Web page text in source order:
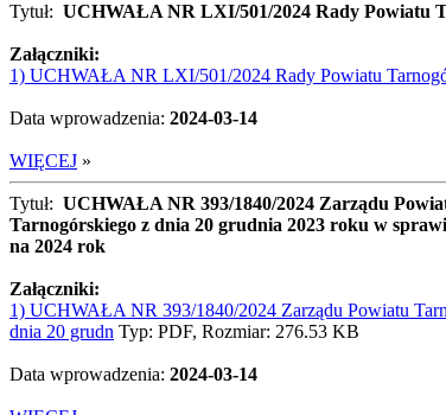
Tytuł: UCHWAŁA NR LXI/501/2024 Rady Powiatu
Załączniki:
1) UCHWAŁA NR LXI/501/2024 Rady Powiatu
Data wprowadzenia: 2024-03-14
WIĘCEJ »
Tytuł: UCHWAŁA NR 393/1840/2024 Zarządu
Tarnogórskiego z dnia 20 grudnia 2023 roku w
na 2024 rok
Załączniki:
1) UCHWAŁA NR 393/1840/2024 Zarządu Powiatu
dnia 20 grudn Typ: PDF, Rozmiar: 276.53 KB
Data wprowadzenia: 2024-03-14